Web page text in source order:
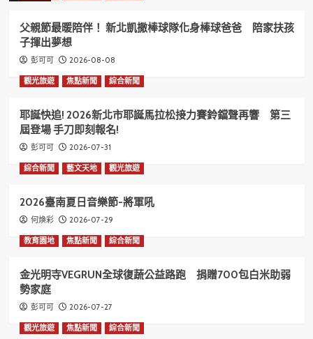
父親節最暖陪伴！ 新北凱撒棒球隊化身棒球爸爸 陪家扶孩
子揮出夢想
彭可可 2026-08-08
觀光旅遊 焦點新聞 綜合新聞
耶誕快追! 2026新北市耶誕馬拉松接力賽鈴鐺聲再響 第三
屆登場 手刀即刻報名!
彭可可 2026-07-31
綜合新聞 藝文天地 觀光旅遊
2026臺南夏日音樂節-將軍吼
何煥彩 2026-07-29
教育園地 焦點新聞 綜合新聞
金光明寺VEGRUN全球復蔬公益路跑 捐贈700包白米助弱
勢家庭
彭可可 2026-07-27
觀光旅遊 焦點新聞 綜合新聞